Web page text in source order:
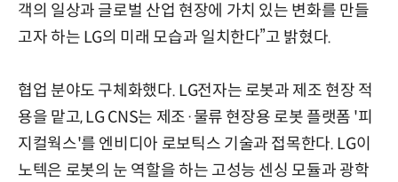
객의 일상과 글로벌 산업 현장에 가치 있는 변화를 만들
고자 하는 LG의 미래 모습과 일치한다”고 밝혔다.
협업 분야도 구체화했다. LG전자는 로봇과 제조 현장 적
용을 맡고, LG CNS는 제조·물류 현장용 로봇 플랫폼 '피
지컬웍스'를 엔비디아 로보틱스 기술과 접목한다. LG이
노텍은 로봇의 눈 역할을 하는 고성능 센싱 모듈과 광학